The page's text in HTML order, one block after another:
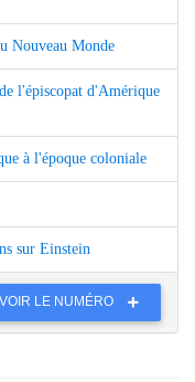
Nouveau Monde
l'épiscopat d'Amérique
à l'époque coloniale
sur Einstein
VOIR LE NUMÉRO